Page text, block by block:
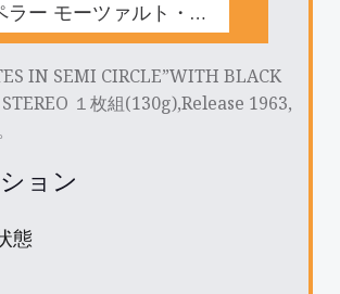
IN SEMI CIRCLE”WITH BLACK
１枚組(130g),Release 1963,
ョン
態